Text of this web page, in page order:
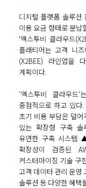
디지털 플랫폼 솔루션
이용 요금 형태로 분납
'엑스투비 클라우드(
플래티어는 고객 니
(X2BEE)
라인업을
계획이다.
‘엑스투비 클라우드’
중점적으로 하고 있다.
초기 비용부담은 덜어
있는 확장형 구축 솔
유연한 구축 시스템
확장성이 검증된
커스터마이징 기술
고객 데이터 관리 운영
솔루션 등 다양한 혜택